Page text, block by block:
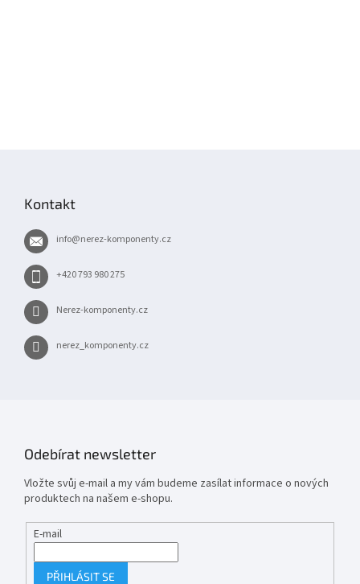
Kontakt
info@nerez-komponenty.cz
+420 793 980 275
Nerez-komponenty.cz
nerez_komponenty.cz
Odebírat newsletter
Vložte svůj e-mail a my vám budeme zasílat informace o nových
produktech na našem e-shopu.
E-mail
PŘIHLÁSIT SE